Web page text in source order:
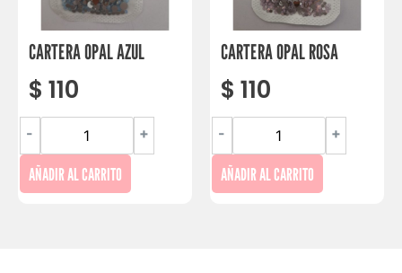
CARTERA OPAL AZUL
$ 110
- +
AÑADIR AL CARRITO
CARTERA OPAL ROSA
$ 110
- +
AÑADIR AL CARRITO